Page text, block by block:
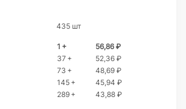
435 шт
1 +
56,86 ₽
37 +
52,36 ₽
73 +
48,69 ₽
145 +
45,94 ₽
289 +
43,88 ₽